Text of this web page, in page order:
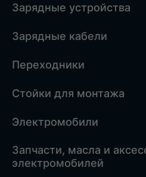
Зарядные устройства
Зарядные кабели
Переходники
Стойки для монтажа
Электромобили
Запчасти, масла и
электромобилей